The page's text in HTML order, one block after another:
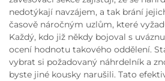
nedotýkají navzájem, a tak brání
časově náročným uzlům, které
Každý, kdo již někdy bojoval s
ocení hodnotu takového oddělení.
vybrat si požadovaný náhrdelník a
byste jiné kousky narušili. Tato